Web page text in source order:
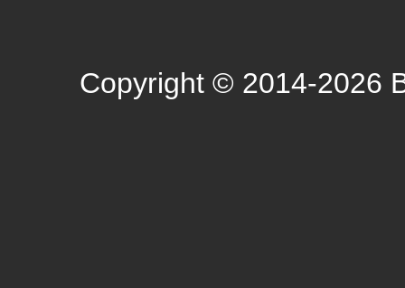
Copyright © 2014-2026